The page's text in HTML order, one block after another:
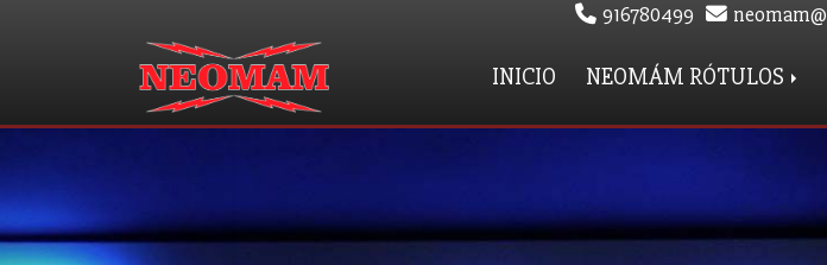
916780499 neomam
INICIO NEOMÁM RÓTULOS